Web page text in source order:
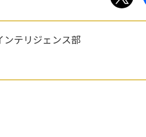
ンテリジェンス部